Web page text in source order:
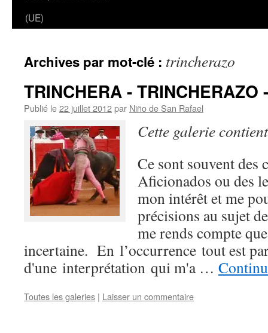
(UE)
Archives par mot-clé : trincherazo
TRINCHERA - TRINCHERAZO
Publié le22 juillet 2012par Niño de San Rafael
Cette galerie
Ce sont souvent des
Aficionados ou des
mon intérêt et me
précisions au sujet
me rends compte
incertaine. En l’occurrence tout est
d'une interprétation qui m'a …
Toutes les galeries | Laisser un commentaire